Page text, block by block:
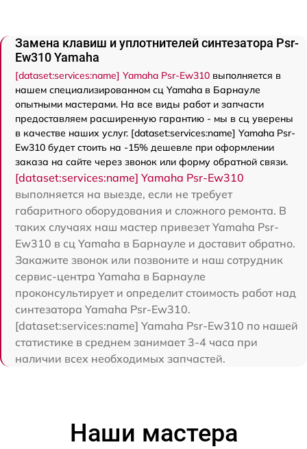
Замена клавиш и уплотнителей синтезатора Psr-
Ew310 Yamaha
[dataset:services:name] Yamaha Psr-Ew310 выполняется в
нашем специализированном сц Yamaha в Барнауле
опытными мастерами. На все виды работ и запчасти
предоставляем расширенную гарантию - мы в сц уверены
в качестве наших услуг. [dataset:services:name] Yamaha Psr-
Ew310 будет стоить на -15% дешевле при оформлении
заказа на сайте через звонок или форму обратной связи.
[dataset:services:name] Yamaha Psr-Ew310
выполняется на выезде, если не требует
габаритного оборудования и сложного ремонта. В
таких случаях наш мастер привезет Yamaha Psr-
Ew310 в сц Yamaha в Барнауле и доставит обратно.
Закажите звонок или позвоните и наш сотрудник
сервис-центра Yamaha в Барнауле
проконсультирует и определит стоимость работ над
синтезатора Yamaha Psr-Ew310.
[dataset:services:name] Yamaha Psr-Ew310 по нашей
статистике в среднем занимает 3-4 часа при
наличии всех необходимых запчастей.
Наши мастера